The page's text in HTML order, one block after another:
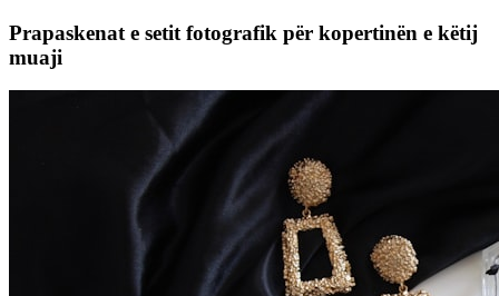
Prapaskenat e setit fotografik për kopertinën e këtij
muaji